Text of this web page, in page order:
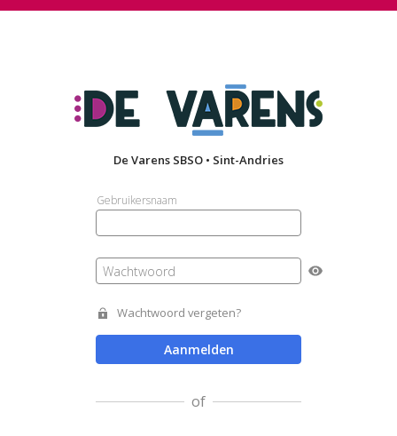
De Varens SBSO • Sint-Andries
Gebruikersnaam
Wachtwoord
Wachtwoord vergeten?
Aanmelden
of